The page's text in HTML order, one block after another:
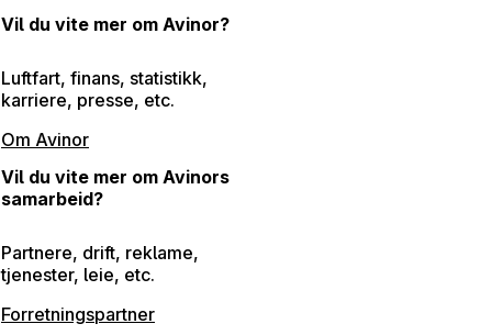
Vil du vite mer om Avinor?
Luftfart, finans, statistikk,
karriere, presse, etc.
Om Avinor
Vil du vite mer om Avinors
samarbeid?
Partnere, drift, reklame,
tjenester, leie, etc.
Forretningspartner